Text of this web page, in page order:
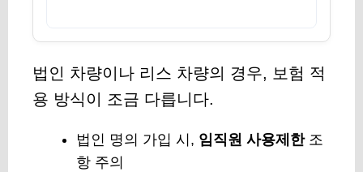
법인 차량이나 리스 차량의 경우, 보험 적
용 방식이 조금 다릅니다.
법인 명의 가입 시, 임직원 사용제한조
항 주의